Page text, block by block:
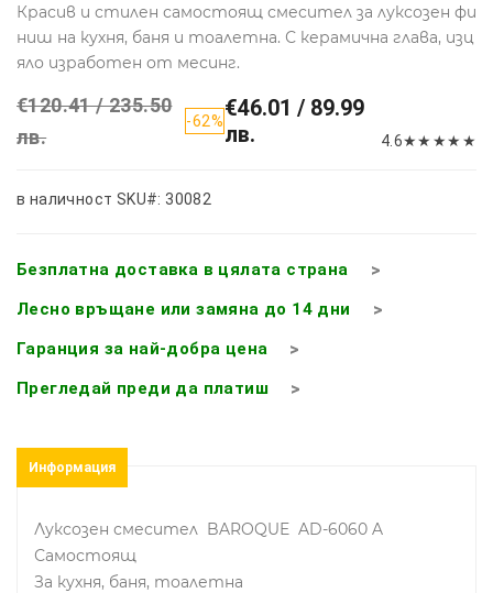
Красив и стилен самостоящ смесител за луксозен фи
ниш на кухня, баня и тоалетна. С керамична глава, изц
яло изработен от месинг.
€120.41 / 235.50
лв.
-62%€46.01 / 89.99
лв.
4.6★★ ★★ ★
в наличност SKU#: 30082
Безплатна доставка в цялата страна
Лесно връщане или замяна до 14 дни
Гаранция за най-добра цена
Прегледай преди да платиш
Информация
Луксозен смесител BAROQUE AD-6060 A
Самостоящ
За кухня, баня, тоалетна